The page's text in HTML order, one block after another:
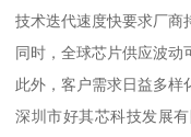
技术迭代速度快要求厂商
同时，全球芯片供应波动
此外，客户需求日益多样
深圳市好其芯科技发展